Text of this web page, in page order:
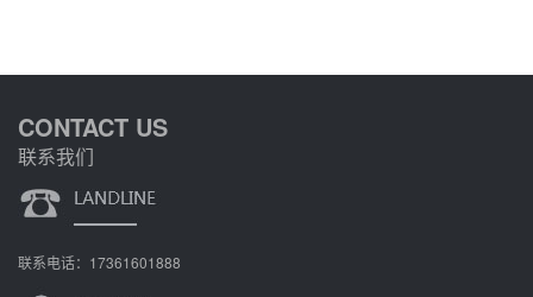
CONTACT US
联系我们
联系电话：17361601888